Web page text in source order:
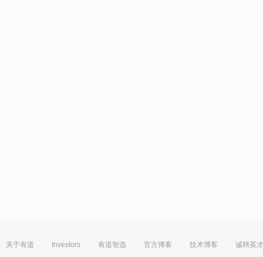
关于有道 Investors 有道智选 官方博客 技术博客 诚聘英才